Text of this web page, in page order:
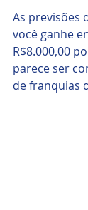
As previsões
você ganhe
R$8.000,00
parece ser
de franquias